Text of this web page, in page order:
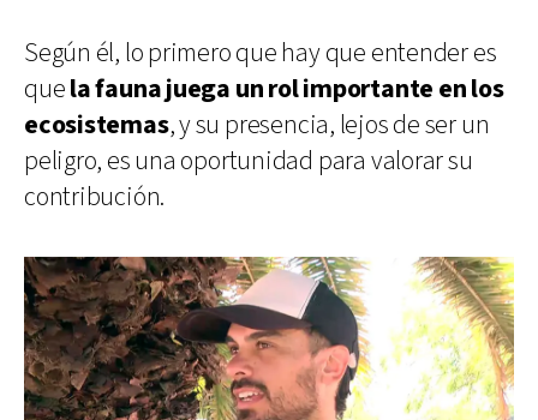
Según él, lo primero que hay que entender es
quela fauna juega un rol importante en los
ecosistemas, y su presencia, lejos de ser un
peligro, es una oportunidad para valorar su
contribución.